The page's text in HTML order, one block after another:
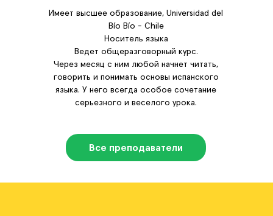
Все преподаватели
Имеет высшее образование, Universidad del
Bío Bío - Chile
Носитель языка
Ведет общеразговорный курс.
Через месяц с ним любой начнет читать,
говорить и понимать основы испанского
языка. У него всегда особое сочетание
серьезного и веселого урока.